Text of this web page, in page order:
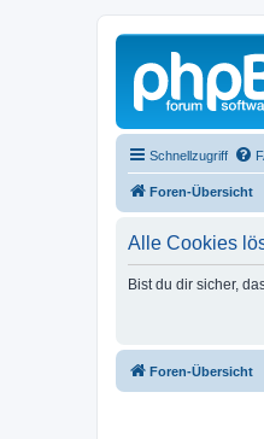
Schnellzugriff
Foren-Übersicht
Alle Cookies
Bist du dir sicher,
Foren-Übersicht